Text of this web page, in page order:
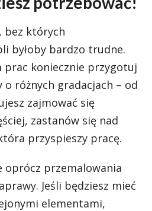
bez których
byłoby bardzo trudne.
prac koniecznie przygotuj
różnych gradacjach – od
zajmować się
zastanów się nad
przyspieszy pracę.
oprócz przemalowania
Jeśli będziesz mieć
elementami,